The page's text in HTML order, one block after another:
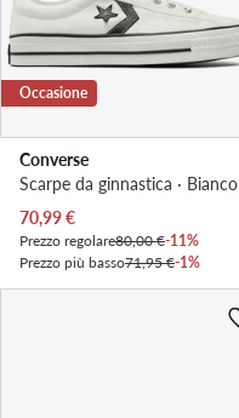
Occasione
Converse
Scarpe da ginnastica · Bianco
Prezzo attuale
70,99€
Prezzo regolare80,00 €-11%
Prezzo più basso71,95 €-1%